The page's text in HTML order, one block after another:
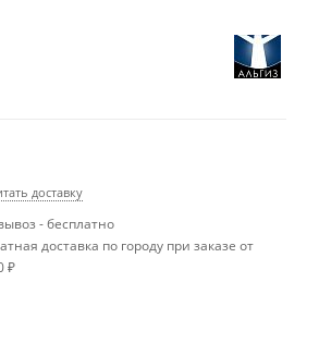
доставку
- бесплатно
доставка по городу при заказе от
₽